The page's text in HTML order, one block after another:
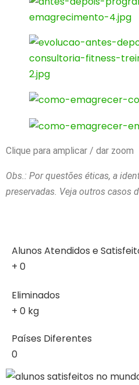
Clique para amplicar / dar zoom
Obs.: Por questões éticas, a
preservadas. Veja outros casos
Alunos Atendidos e
+ 0
Eliminados
+ 0 kg
Países Diferentes
0